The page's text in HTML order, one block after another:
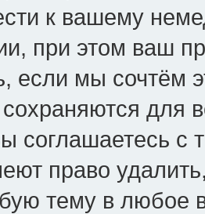
к вашему
при этом ваш
если мы сочтём
для
соглашаетесь
право удалить,
тему в любое